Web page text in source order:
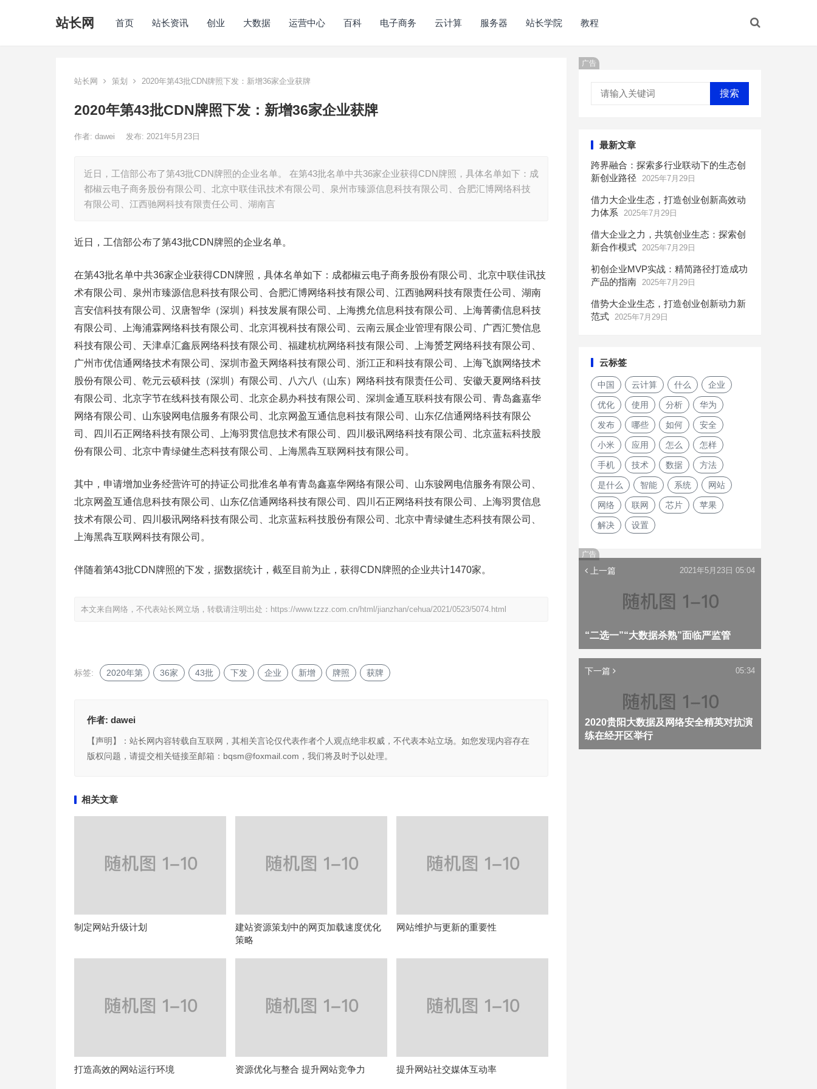
站长网 首页 站长资讯 创业 大数据 运营中心 百科 电子商务 云计算 服务器 站长学院 教程
站长网 策划 2020年第43批CDN牌照下发：新增36家企业获牌
2020年第43批CDN牌照下发：新增36家企业获牌
作者: dawei 发布: 2021年5月23日
近日，工信部公布了第43批CDN牌照的企业名单。 在第43批名单中共36家企业获得CDN牌照，具体名单如下：成
都椒云电子商务股份有限公司、北京中联佳讯技术有限公司、泉州市臻源信息科技有限公司、合肥汇博网络科技
有限公司、江西驰网科技有限责任公司、湖南言
近日，工信部公布了第43批CDN牌照的企业名单。
在第43批名单中共36家企业获得CDN牌照，具体名单如下：成都椒云电子商务股份有限公司、北京中联佳讯技
术有限公司、泉州市臻源信息科技有限公司、合肥汇博网络科技有限公司、江西驰网科技有限责任公司、湖南
言安信科技有限公司、汉唐智华（深圳）科技发展有限公司、上海携允信息科技有限公司、上海菁衢信息科技
有限公司、上海浦霖网络科技有限公司、北京洱视科技有限公司、云南云展企业管理有限公司、广西汇赞信息
科技有限公司、天津卓汇鑫辰网络科技有限公司、福建杭杭网络科技有限公司、上海赟芝网络科技有限公司、
广州市优信通网络技术有限公司、深圳市盈天网络科技有限公司、浙江正和科技有限公司、上海飞旗网络技术
股份有限公司、乾元云硕科技（深圳）有限公司、八六八（山东）网络科技有限责任公司、安徽天夏网络科技
有限公司、北京字节在线科技有限公司、北京企易办科技有限公司、深圳金通互联科技有限公司、青岛鑫嘉华
网络有限公司、山东骏网电信服务有限公司、北京网盈互通信息科技有限公司、山东亿信通网络科技有限公
司、四川石正网络科技有限公司、上海羽贯信息技术有限公司、四川极讯网络科技有限公司、北京蓝耘科技股
份有限公司、北京中青绿健生态科技有限公司、上海黑犇互联网科技有限公司。
其中，申请增加业务经营许可的持证公司批准名单有青岛鑫嘉华网络有限公司、山东骏网电信服务有限公司、
北京网盈互通信息科技有限公司、山东亿信通网络科技有限公司、四川石正网络科技有限公司、上海羽贯信息
技术有限公司、四川极讯网络科技有限公司、北京蓝耘科技股份有限公司、北京中青绿健生态科技有限公司、
上海黑犇互联网科技有限公司。
伴随着第43批CDN牌照的下发，据数据统计，截至目前为止，获得CDN牌照的企业共计1470家。
本文来自网络，不代表站长网立场，转载请注明出处： https://www.tzzz.com.cn/html/jianzhan/cehua/2021/0523/5074.html
标签: 2020年第 36家 43批 下发 企业 新增 牌照 获牌
作者: dawei
【声明】：站长网内容转载自互联网，其相关言论仅代表作者个人观点绝非权威，不代表本站立场。如您发现内容存在
版权问题，请提交相关链接至邮箱：bqsm@foxmail.com，我们将及时予以处理。
相关文章
制定网站升级计划
建站资源策划中的网页加载速度优化
策略
网站维护与更新的重要性
打造高效的网站运行环境 资源优化与整合 提升网站竞争力 提升网站社交媒体互动率
广告
搜索
最新文章
跨界融合：探索多行业联动下的生态创
新创业路径
2025年7月29日
借力大企业生态，打造创业创新高效动
力体系
2025年7月29日
借大企业之力，共筑创业生态：探索创
新合作模式 2025年7月29日
初创企业MVP实战：精简路径打造成功
产品的指南 2025年7月29日
借势大企业生态，打造创业创新动力新
范式 2025年7月29日
云标签
中国 云计算 什么 企业
优化 使用 分析 华为
发布 哪些 如何 安全
小米 应用 怎么 怎样
手机 技术 数据 方法
是什么 智能 系统 网站
网络 联网 芯片 苹果
解决 设置
广告
上一篇
“二选一”“大数据杀熟”面临严监管
2021年5月23日 05:04
下一篇
2020贵阳大数据及网络安全精英对抗演
练在经开区举行
05:34